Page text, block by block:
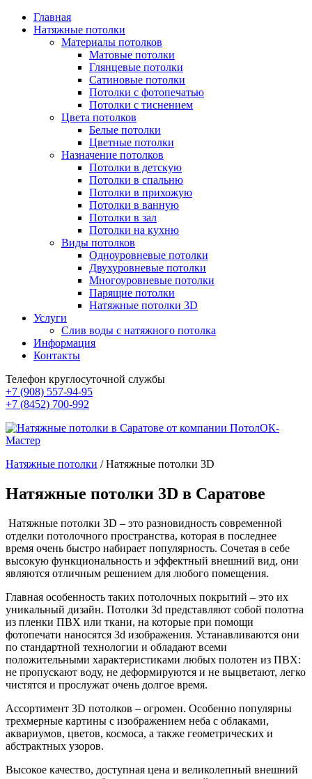
Главная
Натяжные потолки
Материалы потолков
Матовые потолки
Глянцевые потолки
Сатиновые потолки
Потолки с фотопечатью
Потолки с тиснением
Цвета потолков
Белые потолки
Цветные потолки
Назначение потолков
Потолки в детскую
Потолки в спальню
Потолки в прихожую
Потолки в ванную
Потолки в зал
Потолки на кухню
Виды потолков
Одноуровневые потолки
Двухуровневые потолки
Многоуровневые потолки
Парящие потолки
Натяжные потолки 3D
Услуги
Слив воды с натяжного потолка
Информация
Контакты
Телефон круглосуточной службы
+7 (908) 557-94-95
+7 (8452) 700-992
Натяжные потолки /Натяжные потолки 3D
Натяжные потолки 3D в Саратове
Натяжные потолки 3D – это разновидность современной
отделки потолочного пространства, которая в последнее
время очень быстро набирает популярность. Сочетая в себе
высокую функциональность и эффектный внешний вид, они
являются отличным решением для любого помещения.
Главная особенность таких потолочных покрытий – это их
уникальный дизайн. Потолки 3d представляют собой полотна
из пленки ПВХ или ткани, на которые при помощи
фотопечати наносятся 3d изображения. Устанавливаются они
по стандартной технологии и обладают всеми
положительными характеристиками любых полотен из ПВХ:
не пропускают воду, не деформируются и не выцветают, легко
чистятся и прослужат очень долгое время.
Ассортимент 3D потолков – огромен. Особенно популярны
трехмерные картины с изображением неба с облаками,
аквариумов, цветов, космоса, а также геометрических и
абстрактных узоров.
Высокое качество, доступная цена и великолепный внешний